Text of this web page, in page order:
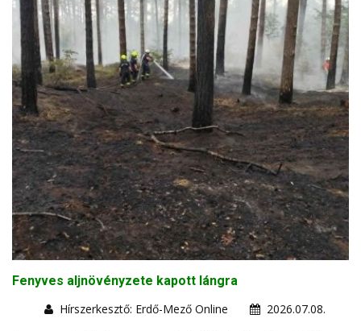
Fenyves aljnövényzete kapott lángra
Hírszerkesztő: Erdő-Mező Online
2026.07.08.